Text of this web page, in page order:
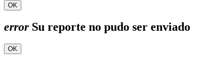
OK
errorSu reporte no pudo ser enviado
OK